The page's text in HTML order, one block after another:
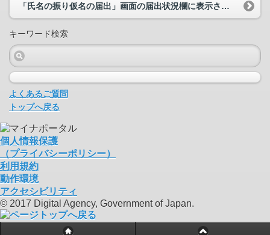
「氏名の振り仮名の届出」画面の届出状況欄に表示されている「届出先からの連絡内容」に「メールを確...
キーワード検索
よくあるご質問
トップへ戻る
個人情報保護
（プライバシーポリシー）
利用規約
動作環境
アクセシビリティ
© 2017 Digital Agency, Government of Japan.